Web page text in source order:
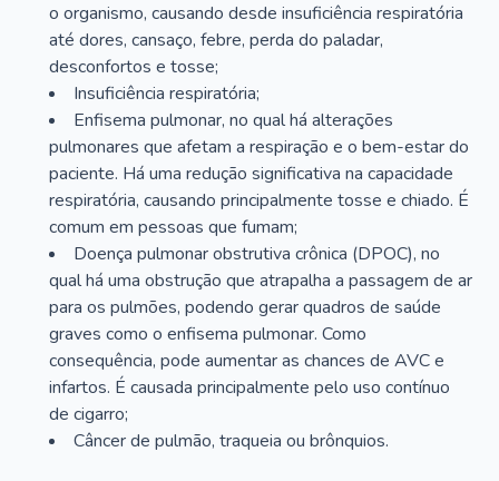
o organismo, causando desde insuficiência respiratória
até dores, cansaço, febre, perda do paladar,
desconfortos e tosse;
Insuficiência respiratória;
Enfisema pulmonar, no qual há alterações
pulmonares que afetam a respiração e o bem-estar do
paciente. Há uma redução significativa na capacidade
respiratória, causando principalmente tosse e chiado. É
comum em pessoas que fumam;
Doença pulmonar obstrutiva crônica (DPOC), no
qual há uma obstrução que atrapalha a passagem de ar
para os pulmões, podendo gerar quadros de saúde
graves como o enfisema pulmonar. Como
consequência, pode aumentar as chances de AVC e
infartos. É causada principalmente pelo uso contínuo
de cigarro;
Câncer de pulmão, traqueia ou brônquios.